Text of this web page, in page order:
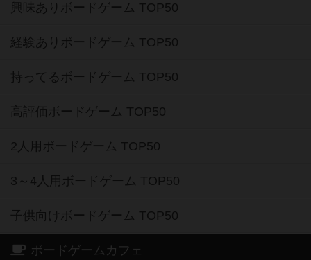
興味ありボードゲーム TOP50
経験ありボードゲーム TOP50
持ってるボードゲーム TOP50
高評価ボードゲーム TOP50
2人用ボードゲーム TOP50
3～4人用ボードゲーム TOP50
子供向けボードゲーム TOP50
ボードゲームカフェ